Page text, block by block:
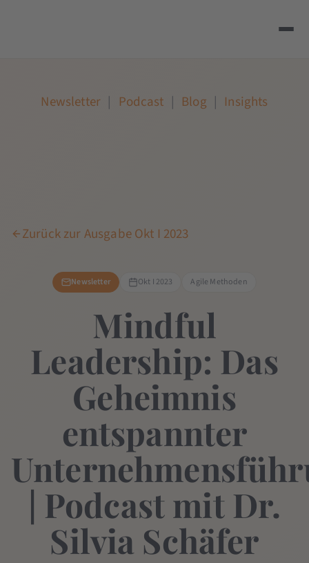
Newsletter | Podcast | Blog | Insights
Zurück zur Ausgabe Okt I 2023
Newsletter Okt I 2023 Agile Methoden
Mindful
Leadership: Das
Geheimnis
entspannter
| Podcast mit Dr.
Silvia Schäfer